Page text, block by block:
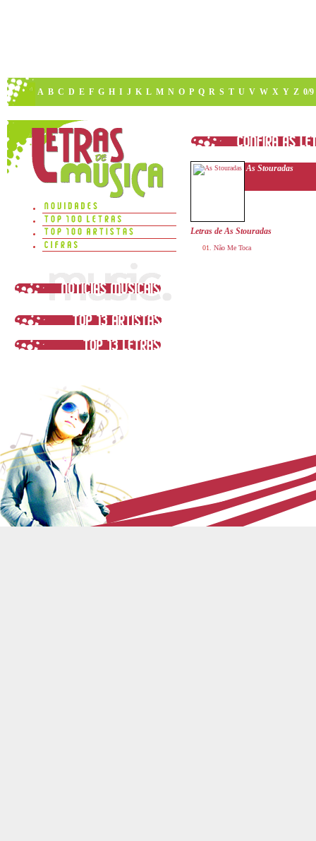
A B C D E F G H I J K L M N O P Q R S T U V W X Y Z 0/9
As Stouradas
Letras de As Stouradas
Não Me Toca